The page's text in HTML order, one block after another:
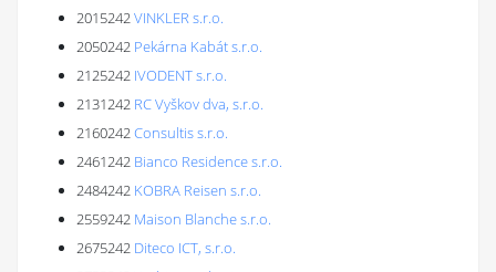
2015242VINKLER s.r.o.
2050242 Pekárna Kabát s.r.o.
2125242 IVODENT s.r.o.
2131242 RC Vyškov dva, s.r.o.
2160242Consultis s.r.o.
2461242 Bianco Residence s.r.o.
2484242 KOBRA Reisen s.r.o.
2559242 Maison Blanche s.r.o.
2675242 Diteco ICT, s.r.o.